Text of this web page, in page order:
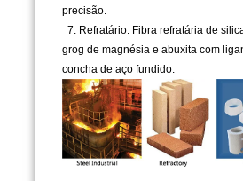
precisão.
7. Refratário: Fibra refratária de
grog de magnésia e abuxita com
concha de aço fundido.